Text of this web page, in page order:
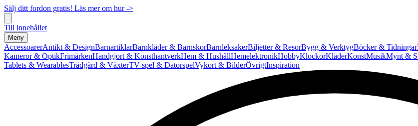
Sälj ditt fordon gratis! Läs mer om hur ->
Till innehållet
Meny
AccessoarerAntikt & DesignBarnartiklarBarnkläder & BarnskorBarnleksakerBiljetter & ResorBygg & VerktygBöcker & Tidningar
Kameror & OptikFrimärkenHandgjort & KonsthantverkHem & HushållHemelektronikHobbyKlockorKläderKonstMusikMynt &
Tablets & WearablesTrädgård & VäxterTV-spel & DatorspelVykort & BilderÖvrigtInspiration